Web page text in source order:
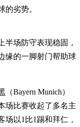
的劣势。
半场防守表现稳固，
缘的一脚射门帮助球
（Bayern Munich）
场比赛收起了多名主
以1比1踢和拜仁，